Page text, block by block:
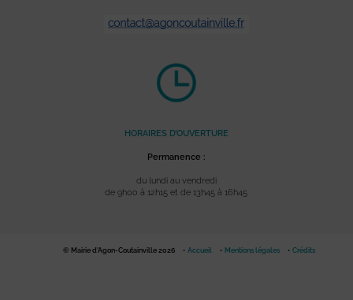
HORAIRES D’OUVERTURE
Permanence :
du lundi au vendredi
de 9h00 à 12h15 et de 13h45 à 16h45
© Mairie d'Agon-Coutainville 2026 Accueil Mentions légales Crédits